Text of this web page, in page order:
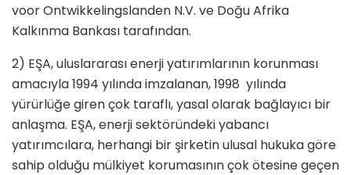
voor Ontwikkelingslanden N.V. ve Doğu Afrika
Kalkınma Bankası tarafından.
2) EŞA, uluslararası enerji yatırımlarının korunması
amacıyla 1994 yılında imzalanan, 1998 yılında
yürürlüğe giren çok taraflı, yasal olarak bağlayıcı bir
anlaşma. EŞA, enerji sektöründeki yabancı
yatırımcılara, herhangi bir şirketin ulusal hukuka göre
sahip olduğu mülkiyet korumasının çok ötesine geçen